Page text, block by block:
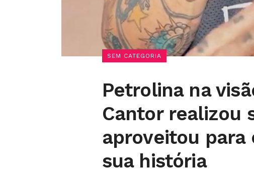
SEM CATEGORIA
Petrolina na
Cantor realizou
aproveitou para
sua história